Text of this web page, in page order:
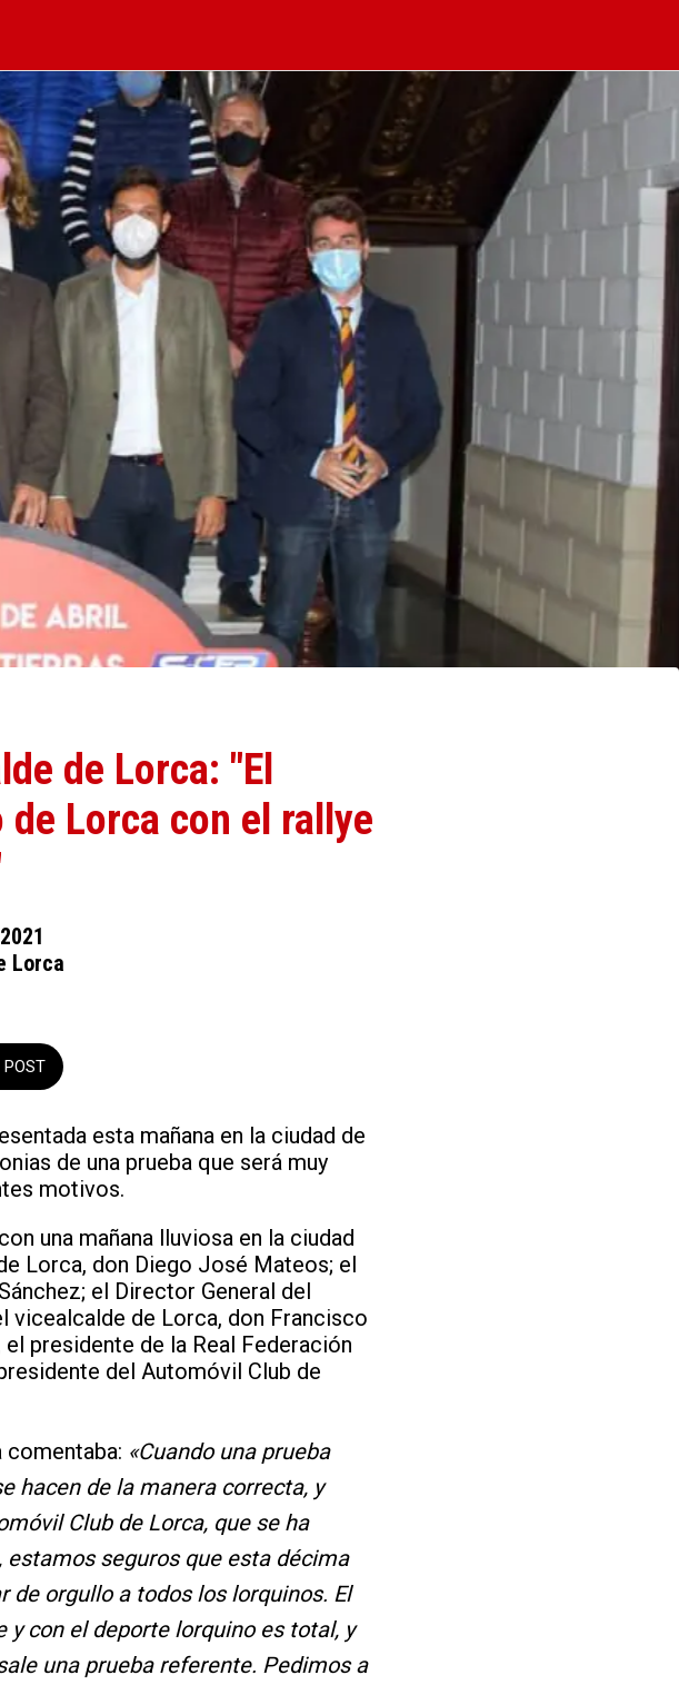
de Lorca: "El
Lorca con el rallye
Lorca
POST
esta mañana en la ciudad de
de una prueba que será muy
motivos.
una mañana lluviosa en la ciudad
Lorca, don Diego José Mateos; el
el Director General del
vicealcalde de Lorca, don Francisco
presidente de la Real Federación
del Automóvil Club de
«Cuando una prueba
hacen de la manera correcta, y
Club de Lorca, que se ha
seguros que esta décima
de orgullo a todos los lorquinos. El
con el deporte lorquino es total, y
una prueba referente. Pedimos a